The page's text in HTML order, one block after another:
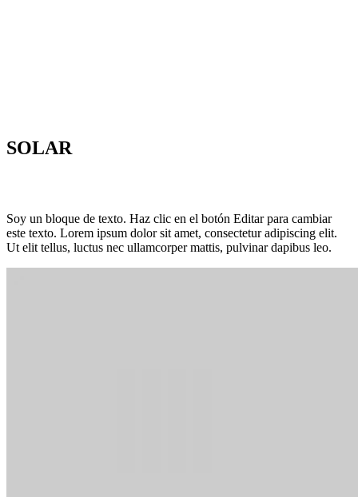
SOLAR
Soy un bloque de texto. Haz clic en el botón Editar para cambiar
este texto. Lorem ipsum dolor sit amet, consectetur adipiscing elit.
Ut elit tellus, luctus nec ullamcorper mattis, pulvinar dapibus leo.